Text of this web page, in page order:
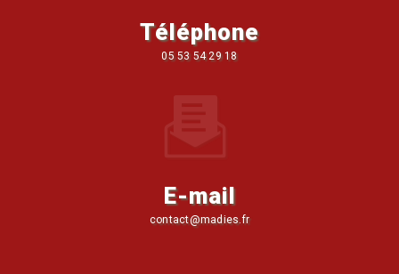
Téléphone
05 53 54 29 18
E-mail
contact@madies.fr